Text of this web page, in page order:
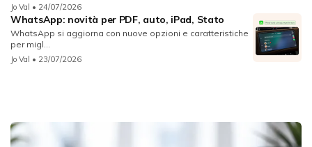
Jo Val • 24/07/2026
WhatsApp: novità per PDF, auto, iPad, Stato
WhatsApp si aggiorna con nuove opzioni e caratteristiche
per migl...
Jo Val • 23/07/2026